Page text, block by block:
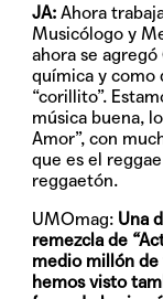
JA: Ahora
Musicólogo y
ahora se
química y como
“corillito”.
música buena,
Amor”, con
que es el
reggaetón.
UMOmag: Una
remezcla de
medio millón de
hemos visto